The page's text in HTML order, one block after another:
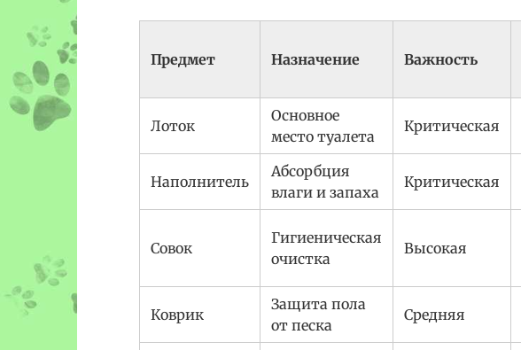
Предмет Назначение Важность
Лоток
Основное
место туалета
Критическая
Наполнитель
Абсорбция
влаги и запаха
Критическая
Совок
Гигиеническая
очистка
Высокая
Коврик
Защита пола
от песка
Средняя